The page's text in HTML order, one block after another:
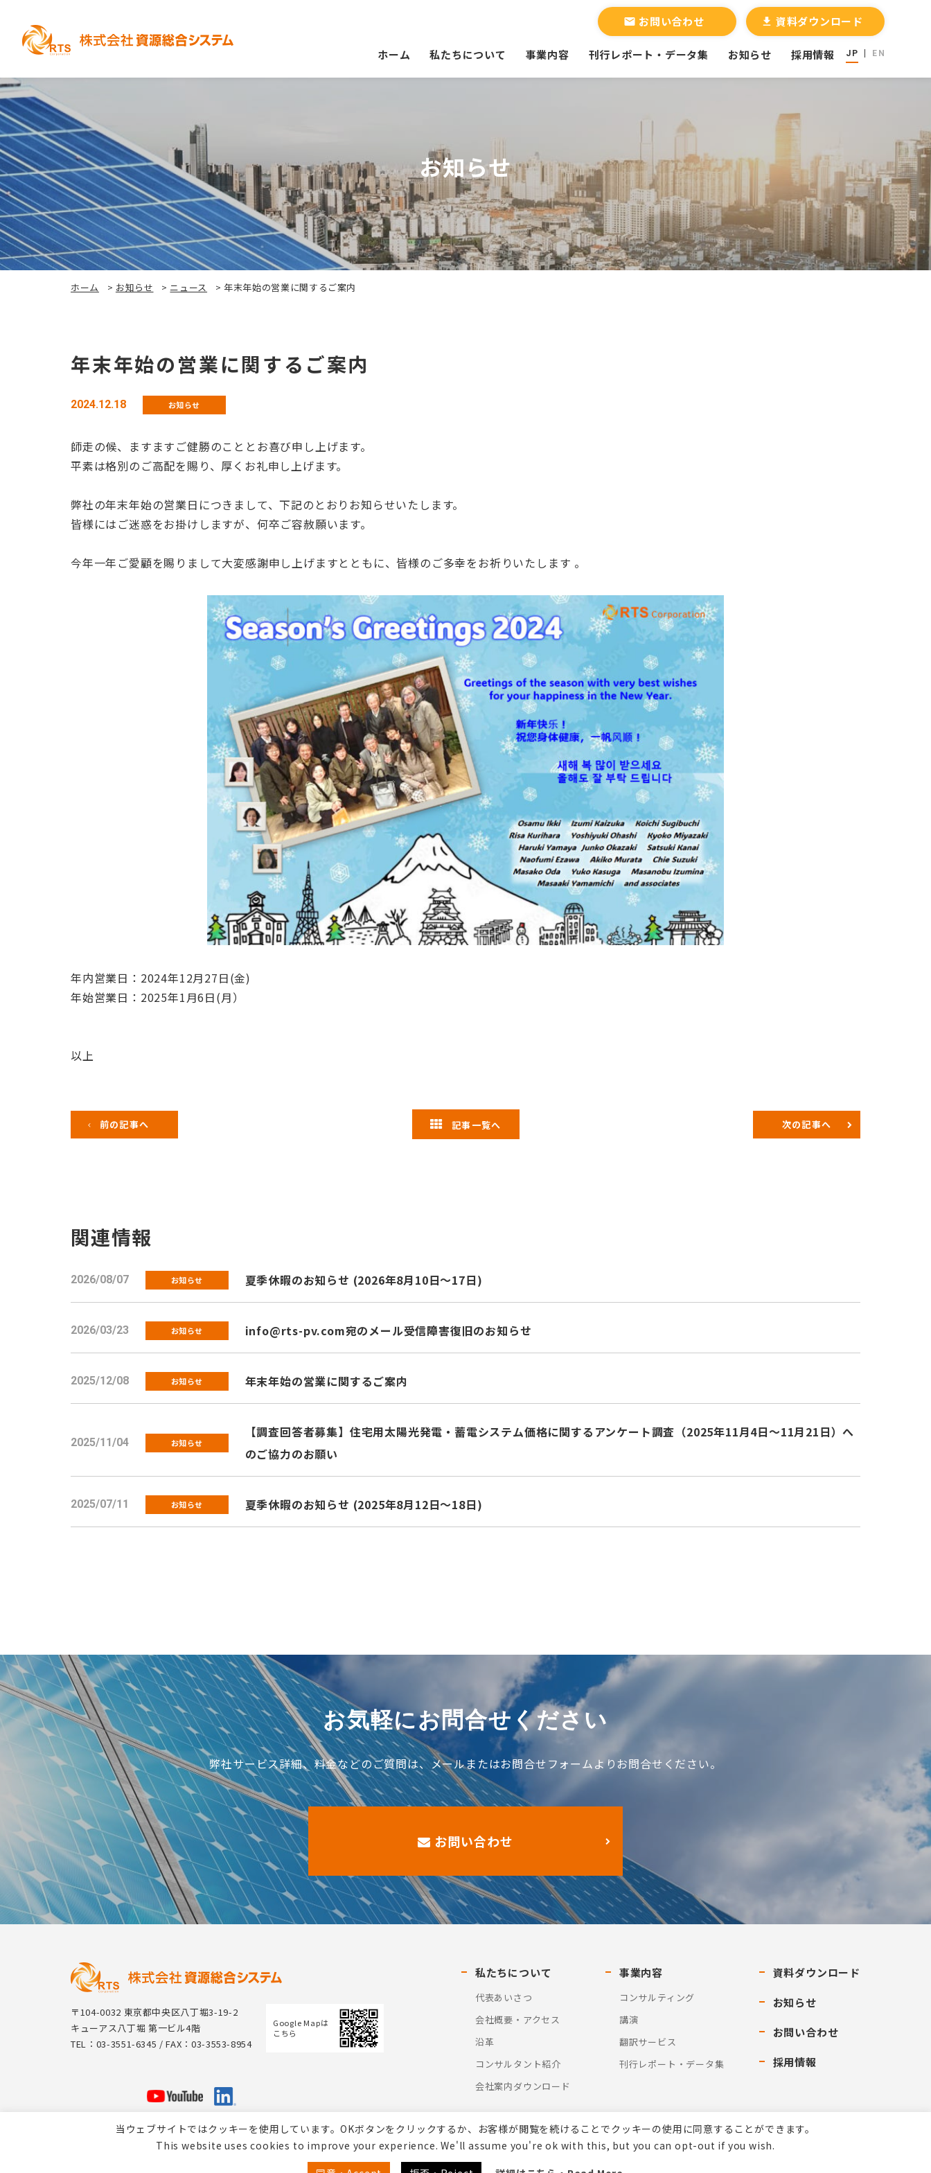
ホーム 私たちについて 事業内容 刊行レポート・データ集 お知らせ 採用情報 JP EN
email お問い合わせ file_download 資料ダウンロード
お知らせ
ホーム > お知らせ > ニュース >年末年始の営業に関するご案内
年末年始の営業に関するご案内
2024.12.18 お知らせ
師走の候、ますますご健勝のこととお喜び申し上げます。
平素は格別のご高配を賜り、厚くお礼申し上げます。
弊社の年末年始の営業日につきまして、下記のとおりお知らせいたします。
皆様にはご迷惑をお掛けしますが、何卒ご容赦願います。
今年一年ご愛顧を賜りまして大変感謝申し上げますとともに、皆様のご多幸をお祈りいたします 。
年内営業日：2024年12月27日(金)
年始営業日：2025年1月6日(月）
以上
前の記事へ 記事一覧へ 次の記事へ
関連情報
2026/08/07 お知らせ 夏季休暇のお知らせ (2026年8月10日～17日)
2026/03/23 お知らせ info@rts-pv.com宛のメール受信障害復旧のお知らせ
2025/12/08 お知らせ 年末年始の営業に関するご案内
2025/11/04 お知らせ
【調査回答者募集】住宅用太陽光発電・蓄電システム価格に関するアンケート調査（2025年11月4日～11月21日）へ
のご協力のお願い
2025/07/11 お知らせ 夏季休暇のお知らせ (2025年8月12日～18日)
お気軽にお問合せください
弊社サービス詳細、料金などのご質問は、メールまたはお問合せフォームよりお問合せください。
お問い合わせ
〒104-0032 東京都中央区八丁堀3-19-2
キューアス八丁堀 第一ビル4階
TEL：03-3551-6345 / FAX：03-3553-8954
Google Mapは
こちら
私たちについて
代表あいさつ
会社概要・アクセス
沿革
コンサルタント紹介
会社案内ダウンロード
事業内容
コンサルティング
講演
翻訳サービス
刊行レポート・データ集
資料ダウンロード
お知らせ
お問い合わせ
採用情報
当ウェブサイトではクッキーを使用しています。OKボタンをクリックするか、お客様が閲覧を続けることでクッキーの使用に同意することができます。
This website uses cookies to improve your experience. We'll assume you're ok with this, but you can opt-out if you wish.